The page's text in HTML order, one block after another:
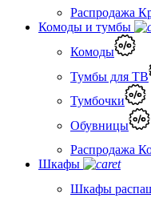
Распродажа
Комоды и тумбы
Комоды
Тумбы для ТВ
Тумбочки
Обувницы
Распродажа
Шкафы
Шкафы